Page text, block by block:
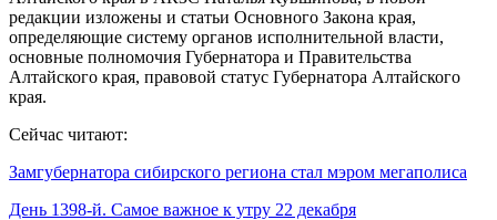
редакции изложены и статьи Основного Закона края,
определяющие систему органов исполнительной власти,
основные полномочия Губернатора и Правительства
Алтайского края, правовой статус Губернатора Алтайского
края.
Сейчас читают:
Замгубернатора сибирского региона стал мэром мегаполиса
День 1398-й. Самое важное к утру 22 декабря